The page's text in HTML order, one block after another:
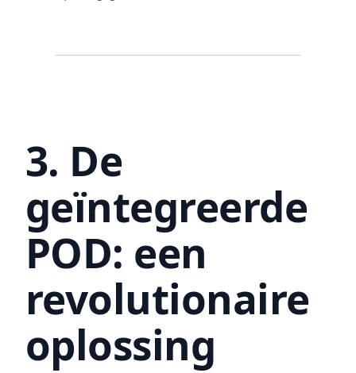
3. De
geïntegreerde
POD: een
revolutionaire
oplossing